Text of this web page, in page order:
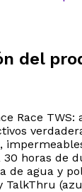
del
Race TWS:
30 horas de
de agua y
TalkThru